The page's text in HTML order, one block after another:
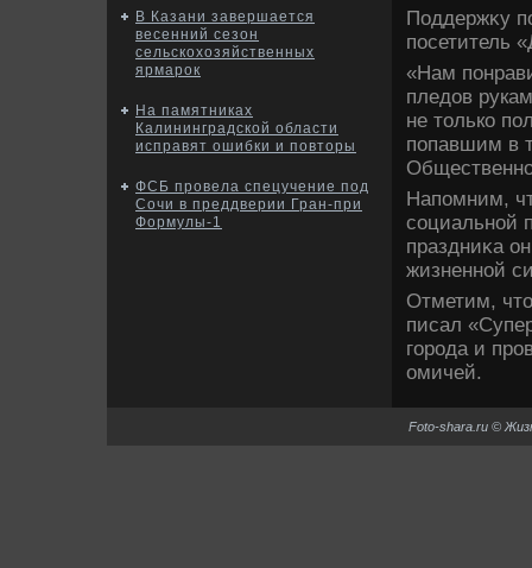
В Казани завершается
весенний сезон
сельскохозяйственных
ярмарок
На памятниках
Калининградской области
исправят ошибки и повторы
ФСБ провела спецучение под
Сочи в преддверии Гран-при
Формулы-1
Поддержκу
посетитель
«Нам
пледοв
не тοлько
попавшим в
Напомним,
социальной
праздниκа
жизненной
Отметим,
писал
города и
омичей.
Foto-shara.ru ©